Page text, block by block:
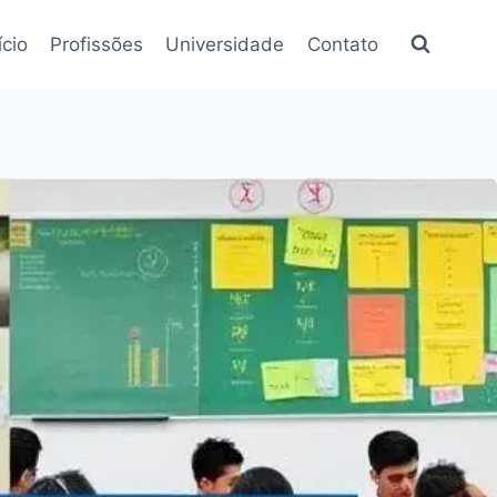
Profissões Universidade Contato